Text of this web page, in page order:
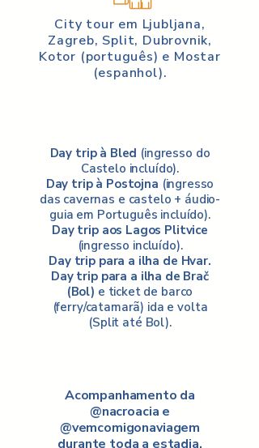
City tour em Ljubljana,
Zagreb, Split, Dubrovnik,
Kotor (português) e Mostar
(espanhol).
Day trip à Bled (ingresso do
Castelo incluído).
Day trip à Postojna (ingresso
das cavernas e castelo + áudio-
guia em Português incluído).
Day trip aos Lagos Plitvice
(ingresso incluído).
Day trip para a ilha de Hvar.
Day trip para a ilha de Brač
(Bol) e ticket de barco
(ferry/catamarã) ida e volta
(Split até Bol).
Acompanhamento da
@nacroacia e
@vemcomigonaviagem
durante toda a estadia.